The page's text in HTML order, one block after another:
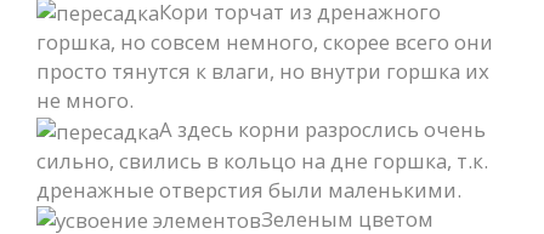
Кори торчат из дренажного
горшка, но совсем немного, скорее всего они
просто тянутся к влаги, но внутри горшка их
не много.
А здесь корни разрослись очень
сильно, свились в кольцо на дне горшка, т.к.
дренажные отверстия были маленькими.
Зеленым цветом